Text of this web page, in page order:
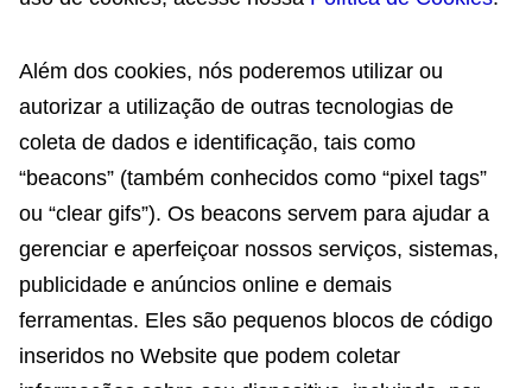
Além dos cookies, nós poderemos utilizar ou
autorizar a utilização de outras tecnologias de
coleta de dados e identificação, tais como
“beacons” (também conhecidos como “pixel tags”
ou “clear gifs”). Os beacons servem para ajudar a
gerenciar e aperfeiçoar nossos serviços, sistemas,
publicidade e anúncios online e demais
ferramentas. Eles são pequenos blocos de código
inseridos no Website que podem coletar